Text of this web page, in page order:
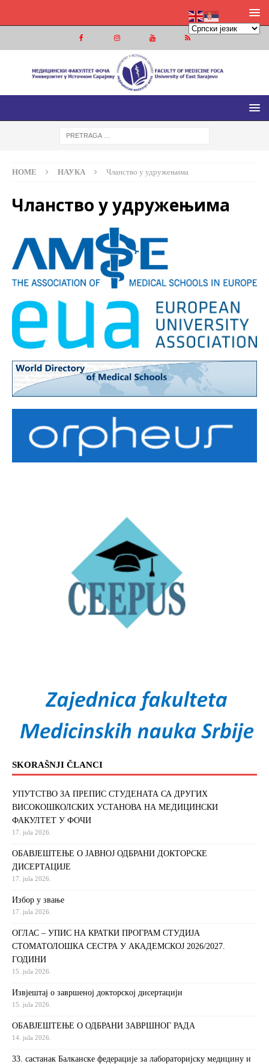
МЕДИЦИНСКИ ФАКУЛТЕТ ФОЧА
МЕДИЦИНСКИ ФАКУЛТЕТ УНИВЕРЗИТЕТА У ИСТОЧНОМ
HOME НАУКА Чланство у удружењима
Чланство у удружењима
SKORAŠNJI ČLANCI
УПУТСТВО ЗА ПРЕПИС СТУДЕНАТА СА ДРУГИХ
ВИСОКОШКОЛСКИХ УСТАНОВА НА МЕДИЦИНСКИ
ФАКУЛТЕТ У ФОЧИ
17. jula 2026.
ОБАВЈЕШТЕЊЕ О ЈАВНОЈ ОДБРАНИ ДОКТОРСКЕ
ДИСЕРТАЦИЈЕ
17. jula 2026.
Избор у звање
17. jula 2026.
ОГЛАС – УПИС НА КРАТКИ ПРОГРАМ СТУДИЈА
СТОМАТОЛОШКА СЕСТРА У АКАДЕМСКОЈ 2026/2027.
ГОДИНИ
15. jula 2026.
Извjeштaj o зaвршeнoj дoктoрскoj дисeртaциjи
15. jula 2026.
ОБАВЈЕШТЕЊЕ О ОДБРАНИ ЗАВРШНОГ РАДА
14. jula 2026.
33. састанак Балканске федерације за лабораторијску медицину и